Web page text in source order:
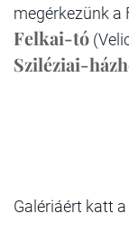
megérkezünk a
Felkai-tó
Sziléziai-
Galériáért katt a